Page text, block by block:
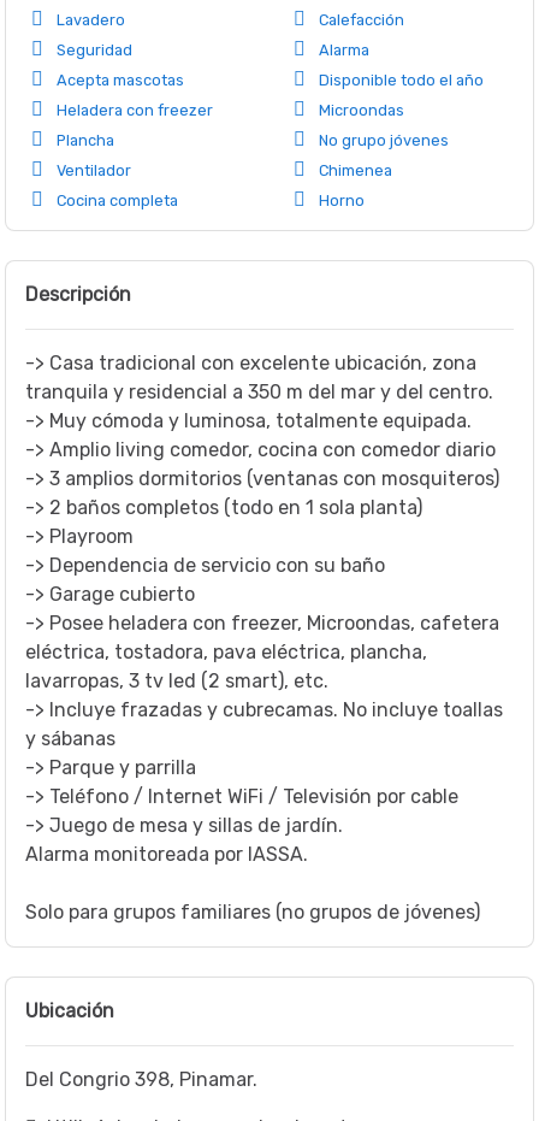
Lavadero
Calefacción
Seguridad
Alarma
Acepta mascotas
(consultar)
Disponible todo el año
Heladera con freezer
Microondas
Plancha
No grupo jóvenes
Ventilador
Chimenea
Cocina completa
Horno
Descripción
-> Casa tradicional con excelente ubicación, zona
tranquila y residencial a 350 m del mar y del centro.
-> Muy cómoda y luminosa, totalmente equipada.
-> Amplio living comedor, cocina con comedor diario
-> 3 amplios dormitorios (ventanas con mosquiteros)
-> 2 baños completos (todo en 1 sola planta)
-> Playroom
-> Dependencia de servicio con su baño
-> Garage cubierto
-> Posee heladera con freezer, Microondas, cafetera
eléctrica, tostadora, pava eléctrica, plancha,
lavarropas, 3 tv led (2 smart), etc.
-> Incluye frazadas y cubrecamas. No incluye toallas
y sábanas
-> Parque y parrilla
-> Teléfono / Internet WiFi / Televisión por cable
-> Juego de mesa y sillas de jardín.
Alarma monitoreada por IASSA.
Solo para grupos familiares (no grupos de jóvenes)
Ubicación
Del Congrio 398, Pinamar.